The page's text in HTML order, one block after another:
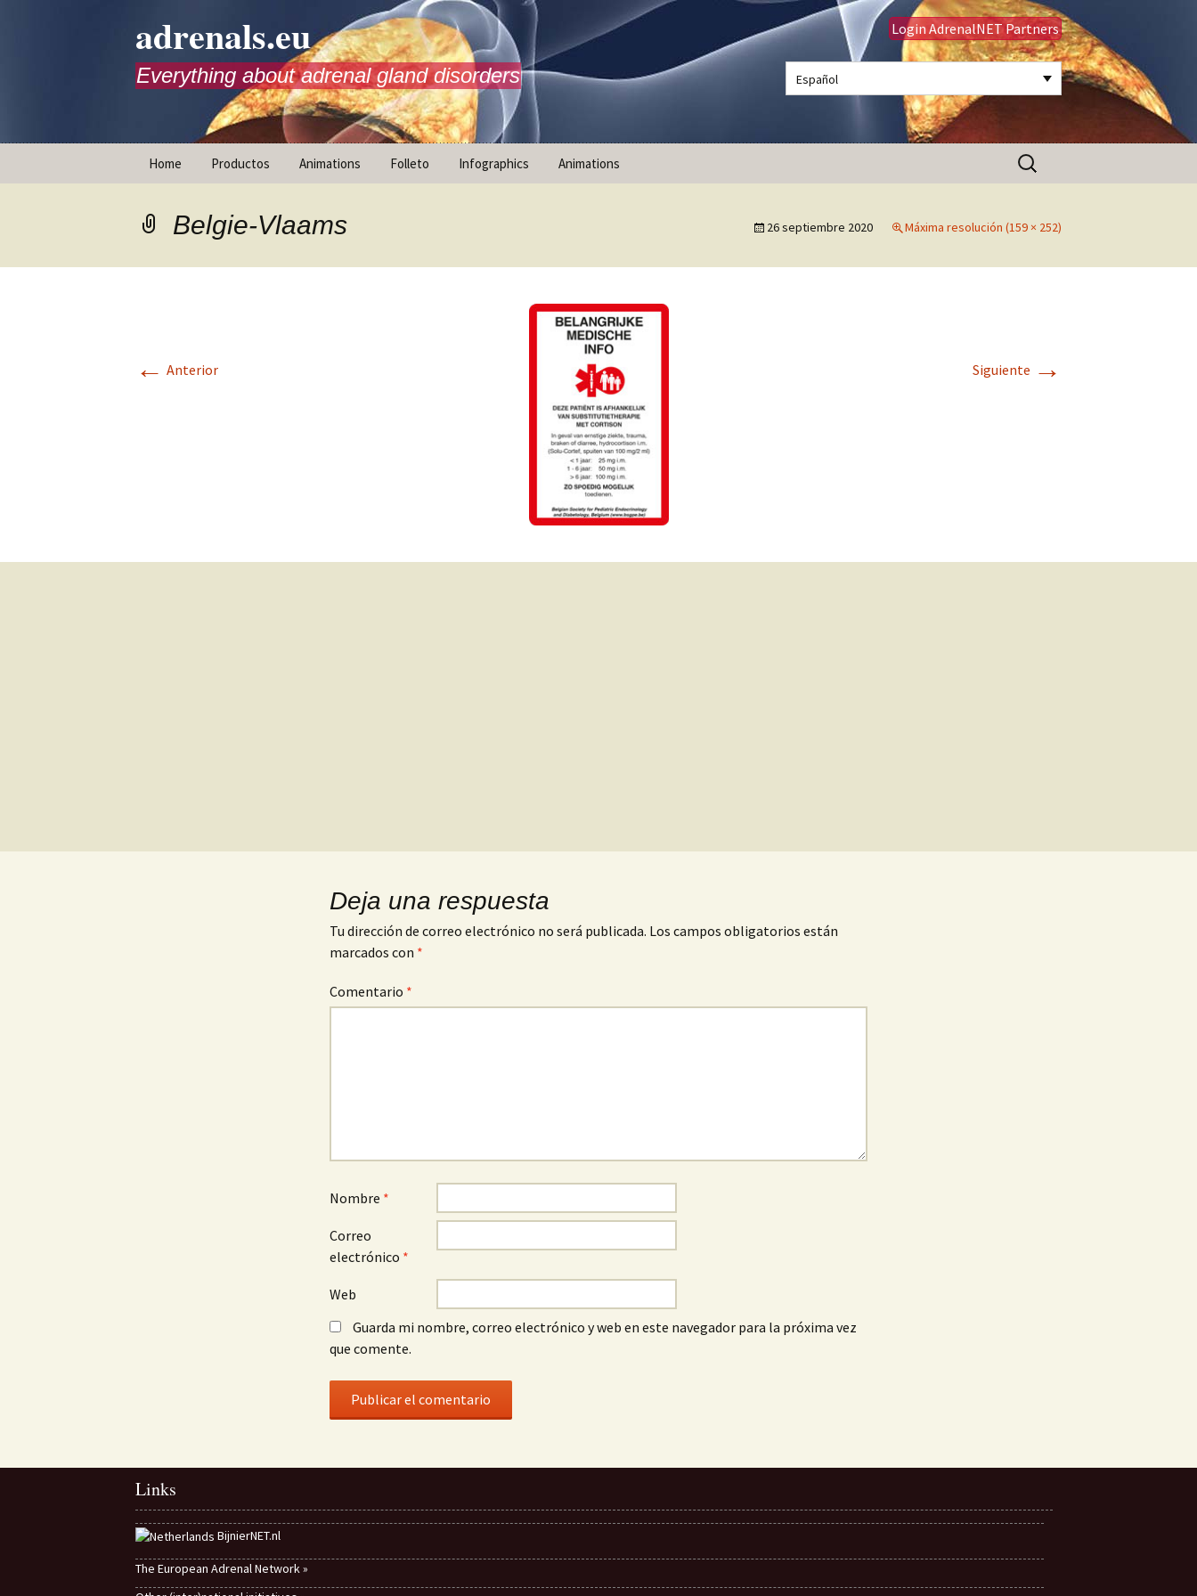
adrenals.eu
Everything about adrenal gland disorders
Login AdrenalNET Partners
Español
Home Productos
estrés
Animations Folleto Infographics Animations
Buscar:
Belgie-Vlaams 26 septiembre 2020 Máxima resolución (159 × 252)
← Anterior Siguiente →
Deja una respuesta
Tu dirección de correo electrónico no será publicada. Los campos obligatorios están
marcados con *
Comentario *
Nombre *
Correo
electrónico *
Web
Guarda mi nombre, correo electrónico y web en este navegador para la próxima vez
que comente.
Links
BijnierNET.nl
The European Adrenal Network »